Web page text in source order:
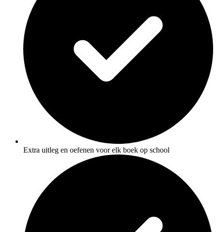
Extra uitleg en oefenen voor elk boek op school